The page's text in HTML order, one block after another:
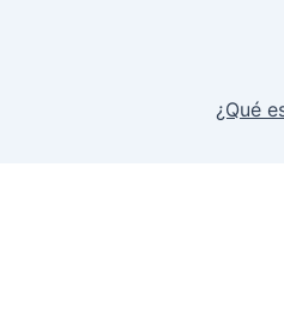
¿Qué